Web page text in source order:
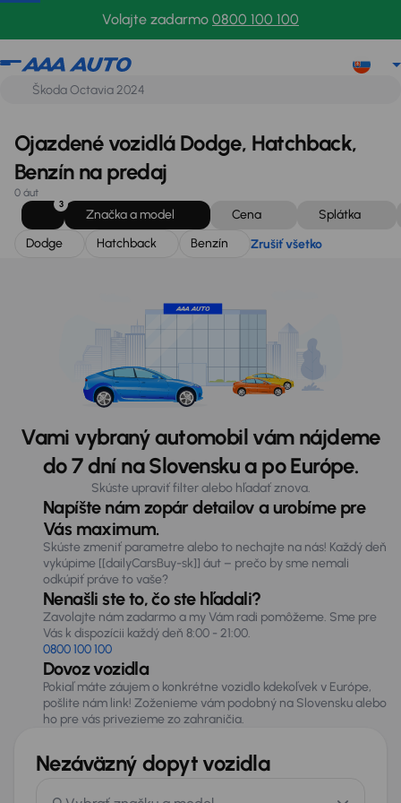
Volajte zadarmo 0800 100 100
Dodge
Ojazdené vozidlá Dodge, Hatchback,
Benzín na predaj
0 áut
3
Značka a model Cena
Splátka
Dodge
Hatchback Benzín Zrušiť všetko
Vami vybraný automobil vám nájdeme
do 7 dní na Slovensku a po Európe.
Skúste upraviť filter alebo hľadať znova.
Napíšte nám zopár detailov a urobíme pre
Vás maximum.
Skúste zmeniť parametre alebo to nechajte na nás! Každý deň
vykúpime [[dailyCarsBuy-sk]] áut – prečo by sme nemali
odkúpiť práve to vaše?
Nenašli ste to, čo ste hľadali?
Zavolajte nám zadarmo a my Vám radi pomôžeme. Sme pre
Vás k dispozícii každý deň 8:00 - 21:00.
0800 100 100
Dovoz vozidla
Pokiaľ máte záujem o konkrétne vozidlo kdekoľvek v Európe,
pošlite nám link! Zoženieme vám podobný na Slovensku alebo
ho pre vás privezieme zo zahraničia.
Nezáväzný dopyt vozidla